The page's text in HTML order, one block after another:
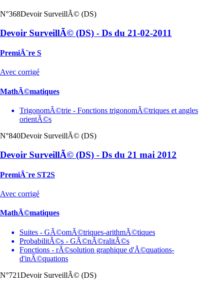
N°368Devoir SurveillÃ© (DS)
Devoir SurveillÃ© (DS) - Ds du 21-02-2011
PremiÃ¨re S
Avec corrigé
MathÃ©matiques
TrigonomÃ©trie - Fonctions trigonomÃ©triques et angles
orientÃ©s
N°840Devoir SurveillÃ© (DS)
Devoir SurveillÃ© (DS) - Ds du 21 mai 2012
PremiÃ¨re ST2S
Avec corrigé
MathÃ©matiques
Suites - GÃ©omÃ©triques-arithmÃ©tiques
ProbabilitÃ©s - GÃ©nÃ©ralitÃ©s
Fonctions - rÃ©solution graphique d'Ã©quations-
d'inÃ©quations
N°721Devoir SurveillÃ© (DS)